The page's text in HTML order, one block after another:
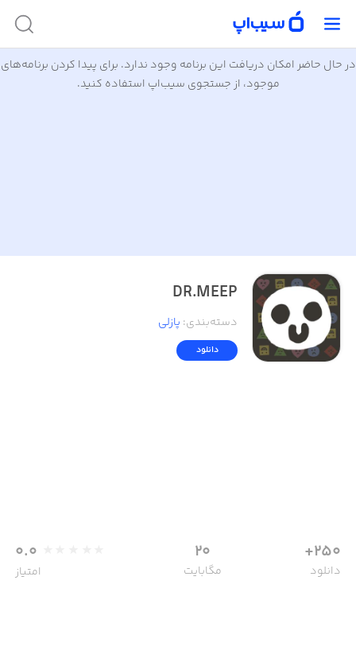
در حال حاضر امکان دریافت این برنامه وجود ندارد. برای پیدا کردن برنامه‌های
موجود، از جستجوی سیب‌اپ استفاده کنید.
DR.MEEP
دسته‌بندی: پازلی
دانلود
250+
دانلود
20
مگابایت
0.0
امتیاز